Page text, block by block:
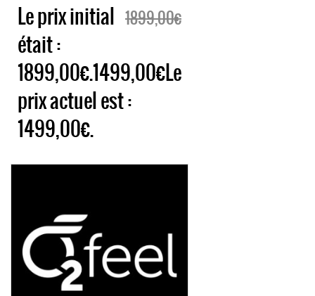
1899,00€
Le prix initial
était :
1899,00€.1499,00€Le
prix actuel est :
1499,00€.